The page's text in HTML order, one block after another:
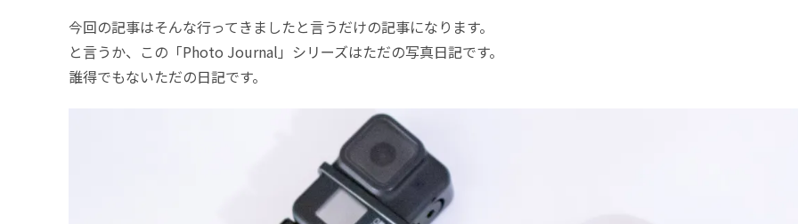
今回の記事はそんな行ってきましたと言うだけの記事になります。
と言うか、この「Photo Journal」シリーズはただの写真日記です。
誰得でもないただの日記です。